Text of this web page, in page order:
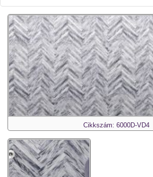
Cikkszám: 6000D-VD4